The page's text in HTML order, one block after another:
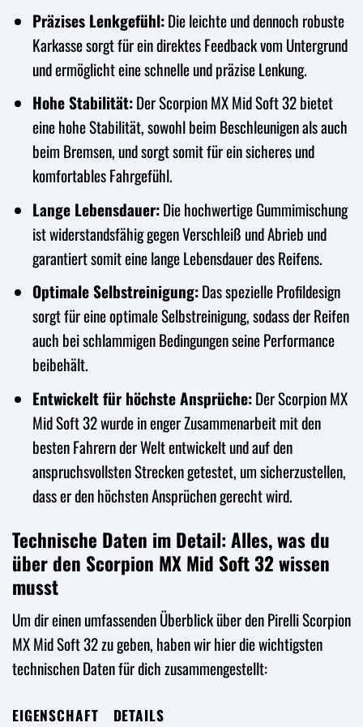
Präzises Lenkgefühl:Die leichte und dennoch robuste
Karkasse sorgt für ein direktes Feedback vom Untergrund
und ermöglicht eine schnelle und präzise Lenkung.
Hohe Stabilität:Der Scorpion MX Mid Soft 32 bietet
eine hohe Stabilität, sowohl beim Beschleunigen als auch
beim Bremsen, und sorgt somit für ein sicheres und
komfortables Fahrgefühl.
Lange Lebensdauer:Die hochwertige Gummimischung
ist widerstandsfähig gegen Verschleiß und Abrieb und
garantiert somit eine lange Lebensdauer des Reifens.
Optimale Selbstreinigung:Das spezielle Profildesign
sorgt für eine optimale Selbstreinigung, sodass der Reifen
auch bei schlammigen Bedingungen seine Performance
beibehält.
Entwickelt für höchste Ansprüche:Der Scorpion MX
Mid Soft 32 wurde in enger Zusammenarbeit mit den
besten Fahrern der Welt entwickelt und auf den
anspruchsvollsten Strecken getestet, um sicherzustellen,
dass er den höchsten Ansprüchen gerecht wird.
Technische Daten im Detail: Alles, was du
über den Scorpion MX Mid Soft 32 wissen
musst
Um dir einen umfassenden Überblick über den Pirelli Scorpion
MX Mid Soft 32 zu geben, haben wir hier die wichtigsten
technischen Daten für dich zusammengestellt:
EIGENSCHAFT
DETAILS